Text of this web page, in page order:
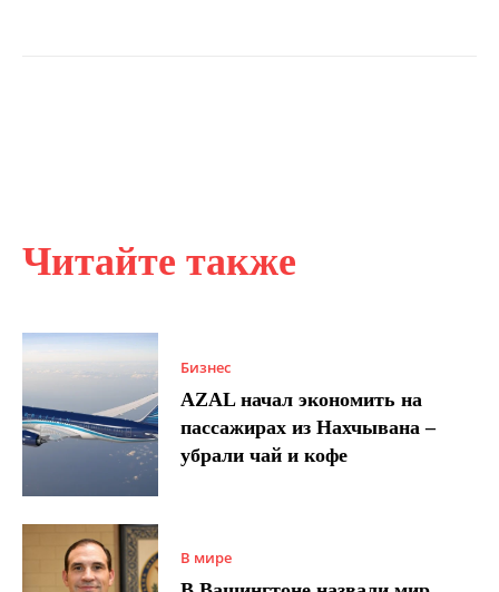
Читайте также
Бизнес
AZAL начал экономить на
пассажирах из Нахчывана –
убрали чай и кофе
В мире